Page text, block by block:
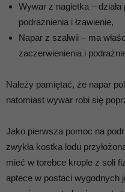
Wywar z nagietka –
podrażnienia i łzawienie,
Napar z szałwii – ma
zaczerwienienia i
Należy pamiętać, że napar
natomiast wywar robi się
Jako pierwsza pomoc na
zwykła kostka lodu
mieć w torebce krople z soli
aptece w postaci wygodnych